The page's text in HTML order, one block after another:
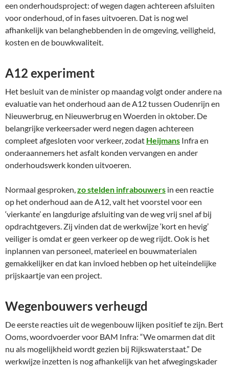
een onderhoudsproject: of wegen dagen achtereen afsluiten
voor onderhoud, of in fases uitvoeren. Dat is nog wel
afhankelijk van belanghebbenden in de omgeving, veiligheid,
kosten en de bouwkwaliteit.
A12 experiment
Het besluit van de minister op maandag volgt onder andere na
evaluatie van het onderhoud aan de A12 tussen Oudenrijn en
Nieuwerbrug, en Nieuwerbrug en Woerden in oktober. De
belangrijke verkeersader werd negen dagen achtereen
compleet afgesloten voor verkeer, zodat Heijmans Infra en
onderaannemers het asfalt konden vervangen en ander
onderhoudswerk konden uitvoeren.
Normaal gesproken,zo stelden infrabouwers in een reactie
op het onderhoud aan de A12, valt het voorstel voor een
‘vierkante’ en langdurige afsluiting van de weg vrij snel af bij
opdrachtgevers. Zij vinden dat de werkwijze ‘kort en hevig’
veiliger is omdat er geen verkeer op de weg rijdt. Ook is het
inplannen van personeel, materieel en bouwmaterialen
gemakkelijker en dat kan invloed hebben op het uiteindelijke
prijskaartje van een project.
Wegenbouwers verheugd
De eerste reacties uit de wegenbouw lijken positief te zijn. Bert
Ooms, woordvoerder voor BAM Infra: “We omarmen dat dit
nu als mogelijkheid wordt gezien bij Rijkswaterstaat.” De
werkwijze inzetten is nog afhankelijk van het afwegingskader